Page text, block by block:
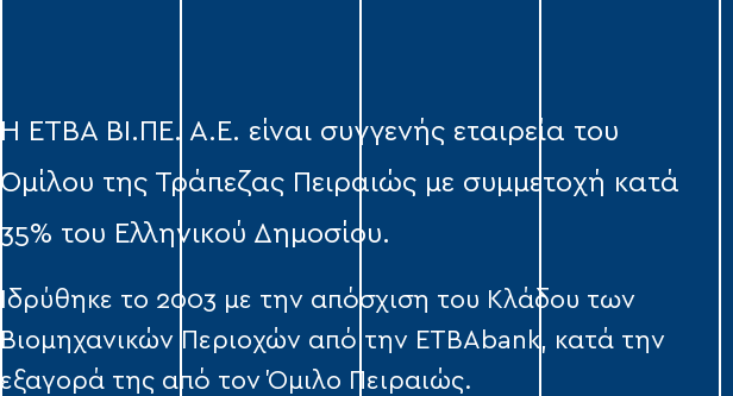
Η ΕΤΒΑ ΒΙ.ΠΕ. Α.Ε. είναι συγγενής εταιρεία του
Ομίλου της Τράπεζας Πειραιώς µε συμμετοχή κατά
35% του Ελληνικού Δημοσίου.
Ιδρύθηκε το 2003 µε την απόσχιση του Κλάδου των
Βιομηχανικών Περιοχών από την ΕΤΒΑbank, κατά την
εξαγορά της από τον Όµιλο Πειραιώς.